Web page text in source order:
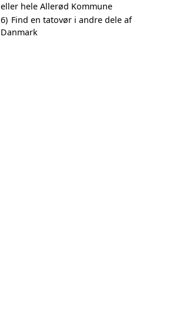
eller hele Allerød Kommune
6) Find en tatovør i andre dele af
Danmark